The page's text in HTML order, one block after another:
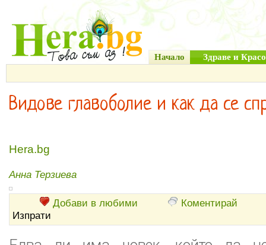
Начало Здраве и
Видове главоболие и как да се
Hera.bg
Анна Терзиева
Добави в любими
Коментирай
Изпрати